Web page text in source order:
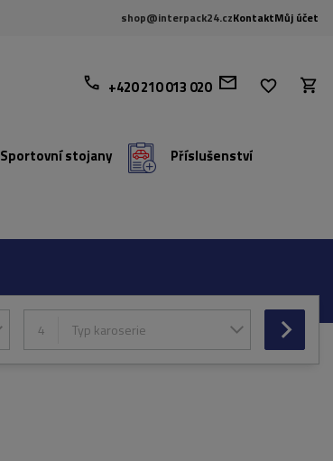
shop@interpack24.czKontaktMůj účet
+420 210 013 020
Sportovní stojany Příslušenství
4 Typ karoserie